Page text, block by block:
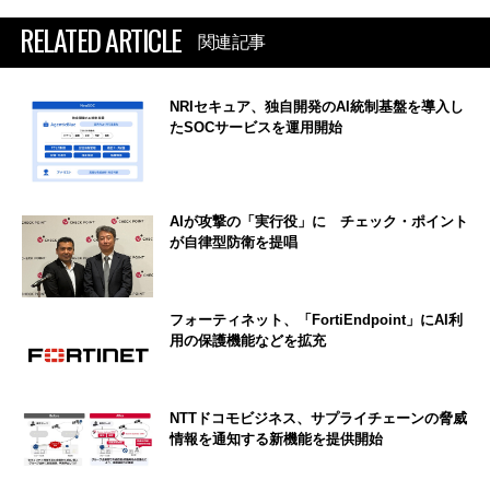
RELATED ARTICLE 関連記事
NRIセキュア、独自開発のAI統制基盤を導入し
たSOCサービスを運用開始
AIが攻撃の「実行役」に チェック・ポイント
が自律型防衛を提唱
フォーティネット、「FortiEndpoint」にAI利
用の保護機能などを拡充
NTTドコモビジネス、サプライチェーンの脅威
情報を通知する新機能を提供開始